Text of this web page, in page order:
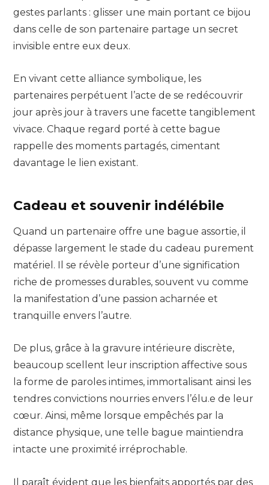
gestes parlants : glisser une main portant ce bijou
dans celle de son partenaire partage un secret
invisible entre eux deux.
En vivant cette alliance symbolique, les
partenaires perpétuent l’acte de se redécouvrir
jour après jour à travers une facette tangiblement
vivace. Chaque regard porté à cette bague
rappelle des moments partagés, cimentant
davantage le lien existant.
Cadeau et souvenir indélébile
Quand un partenaire offre une bague assortie, il
dépasse largement le stade du cadeau purement
matériel. Il se révèle porteur d’une signification
riche de promesses durables, souvent vu comme
la manifestation d’une passion acharnée et
tranquille envers l’autre.
De plus, grâce à la gravure intérieure discrète,
beaucoup scellent leur inscription affective sous
la forme de paroles intimes, immortalisant ainsi les
tendres convictions nourries envers l’élu.e de leur
cœur. Ainsi, même lorsque empêchés par la
distance physique, une telle bague maintiendra
intacte une proximité irréprochable.
Il paraît évident que les bienfaits apportés par des